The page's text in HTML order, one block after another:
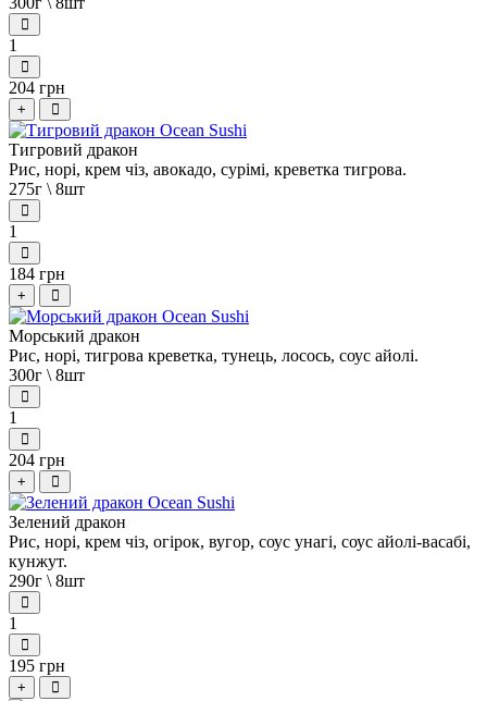
1
204 грн
+
Тигровий дракон
Рис, норі, крем чіз, авокадо, сурімі, креветка тигрова.
275г \ 8шт
1
184 грн
+
Морський дракон
Рис, норі, тигрова креветка, тунець, лосось, соус айолі.
300г \ 8шт
1
204 грн
+
Зелений дракон
Рис, норі, крем чіз, огірок, вугор, соус унагі, соус айолі-васабі,
кунжут.
290г \ 8шт
1
195 грн
+